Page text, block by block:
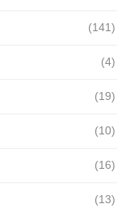
(141)
(4)
(19)
(10)
(16)
(13)